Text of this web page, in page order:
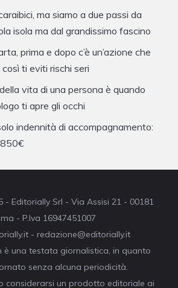
ma siamo a due passi da
isola ma dal grandissimo fascino
prima e dopo c’è un’azione che
ti eviti rischi seri
vita di una persona è quando
ti apre gli occhi
indennità di accompagnamento:
850€
Editorially Srl - Via Assisi 21 - 00181
- P.Iva 16947451007
- redazione@editorially.it
è una testata giornalistica, in quanto
senza alcuna periodicità.
considerarsi un prodotto editoriale ai